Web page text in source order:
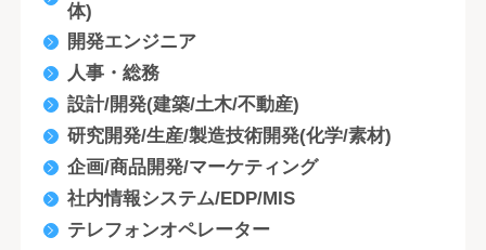
体)
開発エンジニア
人事・総務
設計/開発(建築/土木/不動産)
研究開発/生産/製造技術開発(化学/素材)
企画/商品開発/マーケティング
社内情報システム/EDP/MIS
テレフォンオペレーター